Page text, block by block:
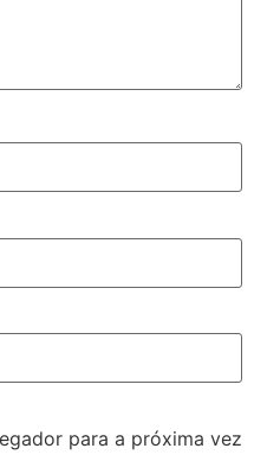
para a próxima vez